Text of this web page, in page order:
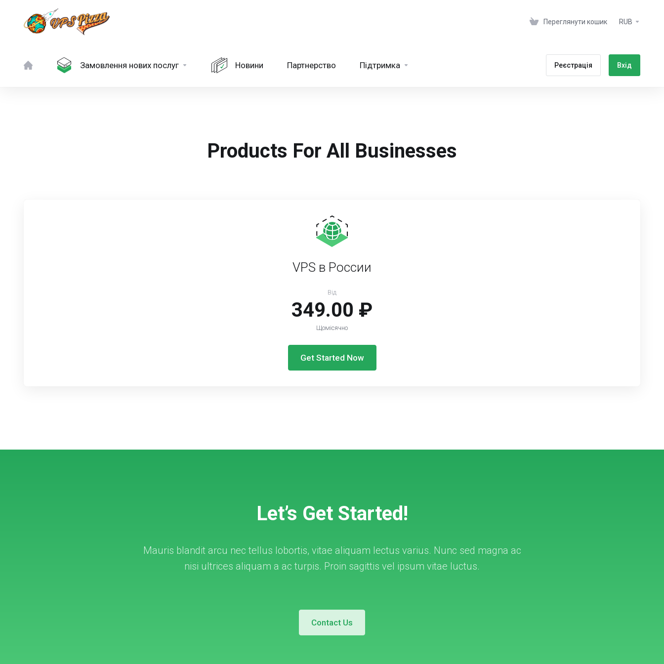
Переглянути кошик RUB
Замовлення нових послуг Новини Партнерство Підтримка Реєстрація Вхід
Products For All Businesses
VPS в России
Від
349.00 ₽
Щомісячно
Get Started Now
Let’s Get Started!
Mauris blandit arcu nec tellus lobortis, vitae aliquam lectus varius. Nunc sed magna ac
nisi ultrices aliquam a ac turpis. Proin sagittis vel ipsum vitae luctus.
Contact Us